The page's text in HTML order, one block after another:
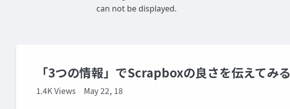
「3つの情報」でScrapboxの良さを伝えてみる
1.4K Views May 22, 18